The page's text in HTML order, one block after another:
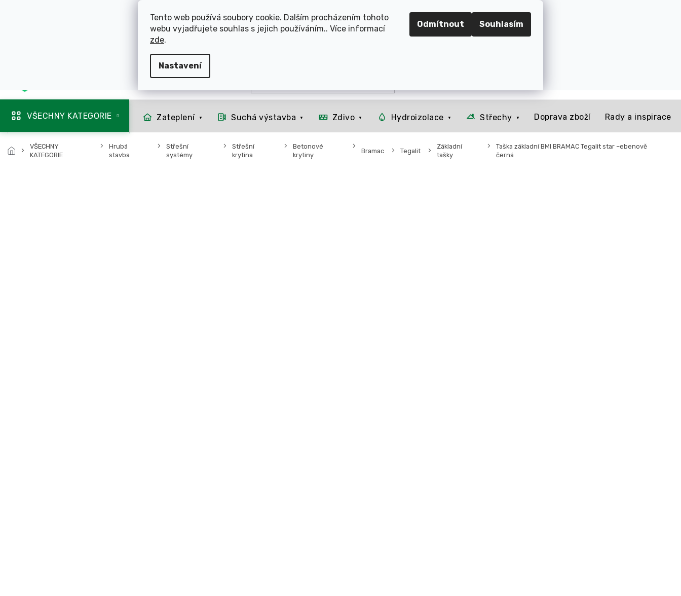
Tento web používá soubory cookie. Dalším procházením tohoto
webu vyjadřujete souhlas s jejich používáním.. Více informací
zde.
Nastavení
Odmítnout Souhlasím
ROZVÁŽÍME OLOMOUCKO, SVITAVSKO, ŠUMPERSKO, BRNO, PARDUBICE, HRADEC KRÁLOVÉ
📞 Kontakt
VŠECHNY KATEGORIE Zateplení Suchá výstavba Zdivo Hydroizolace Střechy Doprava zboží Rady a inspirace
VŠECHNY
KATEGORIE
Hrubá
stavba
Střešní
systémy
Střešní
krytina
Betonové
krytiny
Bramac Tegalit
Základní
tašky
Taška základní BMI BRAMAC Tegalit star –ebenově
černá